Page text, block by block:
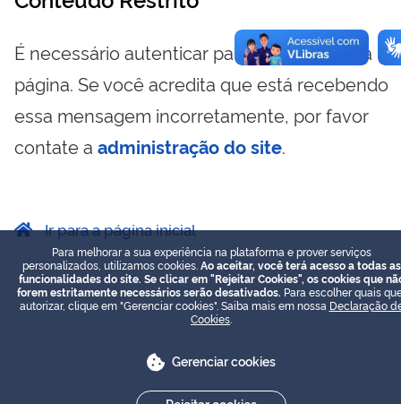
É necessário autenticar para visualizar essa
página. Se você acredita que está recebendo
essa mensagem incorretamente, por favor
contate a administração do site.
Ir para a página inicial
Para melhorar a sua experiência na plataforma e prover serviços
personalizados, utilizamos cookies. Ao aceitar, você terá acesso a todas as
funcionalidades do site. Se clicar em "Rejeitar Cookies", os cookies que
forem estritamente necessários serão desativados. Para escolher quais
autorizar, clique em "Gerenciar cookies". Saiba mais em nossa Declaração
Cookies
Gerenciar cookies